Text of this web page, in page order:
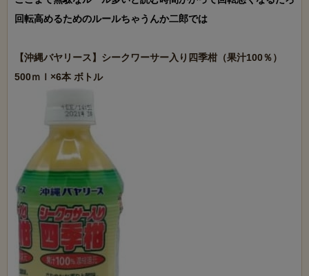
回転高めるためのルールちゃうんか二郎では
【沖縄バヤリース】シークワーサー入り四季柑（果汁100％）